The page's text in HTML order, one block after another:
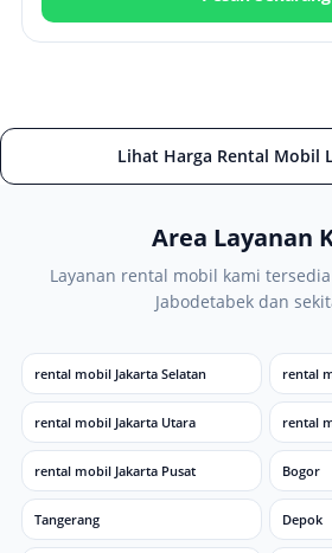
Lihat Harga Rental Mobil
Area Layanan
Layanan rental mobil kami
Jabodetabek dan
rental mobil Jakarta Selatan rental
rental mobil Jakarta Utara rental
rental mobil Jakarta Pusat Bogor
Tangerang Depok